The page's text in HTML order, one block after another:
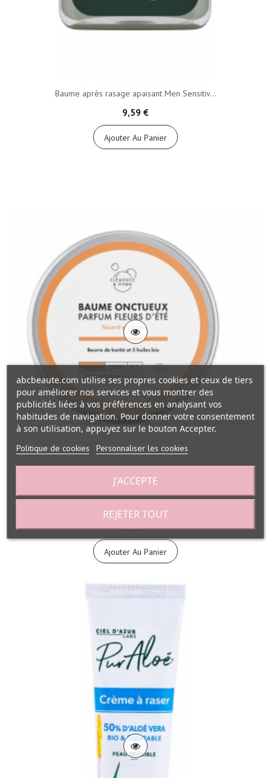
Baume après rasage apaisant Men Sensitiv...
9,59 €
Ajouter Au Panier
14,45 €
Ajouter Au Panier
abcbeaute.com utilise ses propres cookies et ceux de tiers
pour améliorer nos services et vous montrer des
publicités liées à vos préférences en analysant vos
habitudes de navigation. Pour donner votre consentement
à son utilisation, appuyez sur le bouton Accepter.
Politique de cookies Personnaliser les cookies
REJETER TOUT
J'ACCEPTE